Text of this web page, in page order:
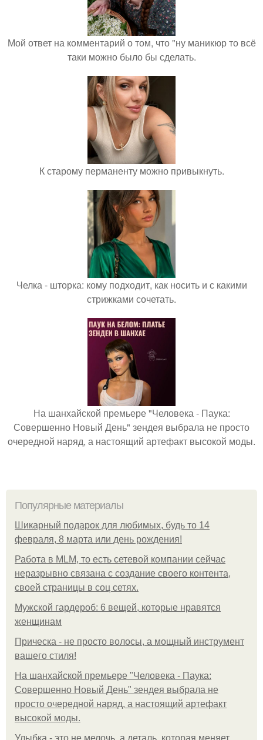
Мой ответ на комментарий о том, что "ну маникюр то всё
таки можно было бы сделать.
К старому перманенту можно привыкнуть.
Челка - шторка: кому подходит, как носить и с какими
стрижками сочетать.
На шанхайской премьере "Человека - Паука:
Совершенно Новый День" зендея выбрала не просто
очередной наряд, а настоящий артефакт высокой моды.
Популярные материалы
Шикарный подарок для любимых, будь то 14
февраля, 8 марта или день рождения!
Работа в MLM, то есть сетевой компании сейчас
неразрывно связана с создание своего контента,
своей страницы в соц сетях.
Мужской гардероб: 6 вещей, которые нравятся
женщинам
Прическа - не просто волосы, а мощный инструмент
вашего стиля!
На шанхайской премьере "Человека - Паука:
Совершенно Новый День" зендея выбрала не
просто очередной наряд, а настоящий артефакт
высокой моды.